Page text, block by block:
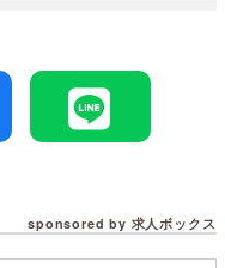
sponsored by 求人ボックス